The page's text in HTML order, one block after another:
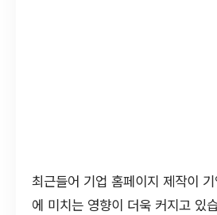
최근들어 기업 홈페이지 제작이
에 미치는 영향이 더욱 커지고 있